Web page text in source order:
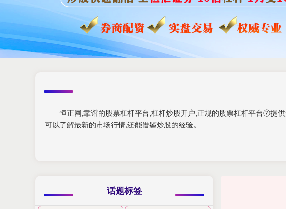
恒正网,靠谱的股票杠杆平台,杠杆炒股开户,正规的股票杠杆平台⑦提
可以了解最新的市场行情,还能借鉴炒股的经验。
话题标签